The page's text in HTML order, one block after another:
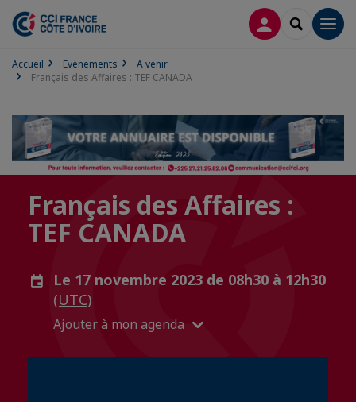
CONNEXION
Accueil Evènements
A venir
Français des Affaires : TEF CANADA
Français des Affaires :
TEF CANADA
Le 17 novembre 2023 de 08h30 à 12h30
(UTC)
Ajouter à mon agenda